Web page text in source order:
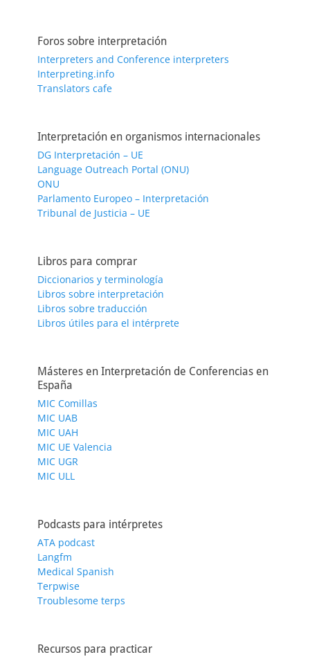
Foros sobre interpretación
Interpreters and Conference interpreters
Interpreting.info
Translators cafe
Interpretación en organismos internacionales
DG Interpretación – UE
Language Outreach Portal (ONU)
ONU
Parlamento Europeo – Interpretación
Tribunal de Justicia – UE
Libros para comprar
Diccionarios y terminología
Libros sobre interpretación
Libros sobre traducción
Libros útiles para el intérprete
Másteres en Interpretación de Conferencias en
España
MIC Comillas
MIC UAB
MIC UAH
MIC UE Valencia
MIC UGR
MIC ULL
Podcasts para intérpretes
ATA podcast
Langfm
Medical Spanish
Terpwise
Troublesome terps
Recursos para practicar